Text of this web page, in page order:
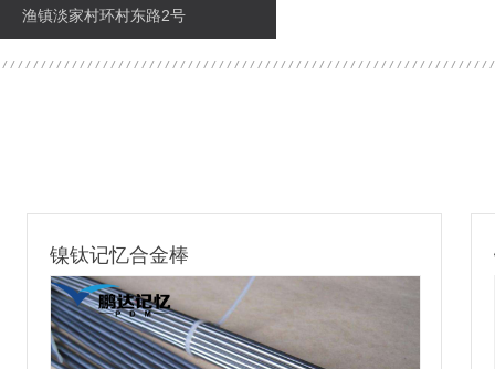
渔镇淡家村环村东路2号
镍钛记忆合金棒